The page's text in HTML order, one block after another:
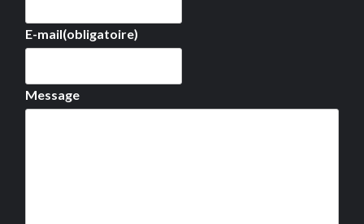
E-mail(obligatoire)
Message